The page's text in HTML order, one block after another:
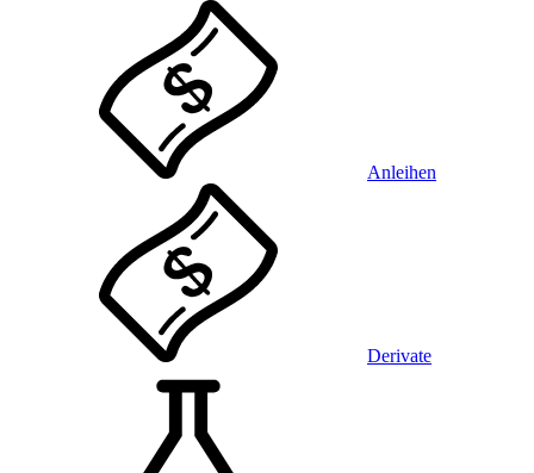
Anleihen
Derivate